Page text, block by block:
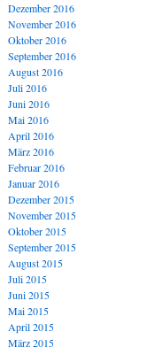
Dezember 2016
November 2016
Oktober 2016
September 2016
August 2016
Juli 2016
Juni 2016
Mai 2016
April 2016
März 2016
Februar 2016
Januar 2016
Dezember 2015
November 2015
Oktober 2015
September 2015
August 2015
Juli 2015
Juni 2015
Mai 2015
April 2015
März 2015